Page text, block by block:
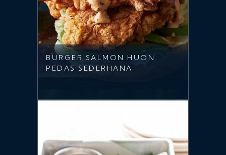
BURGER SALMON HUON
PEDAS SEDERHANA